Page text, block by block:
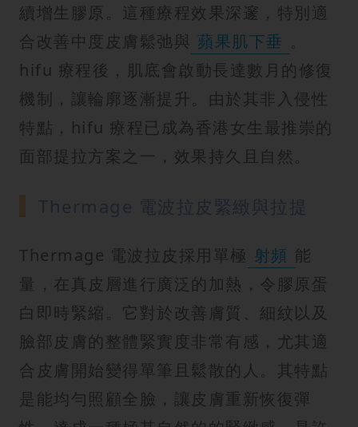
續增生膠原。這種療程效果深邃，特別適
合改善中度皮膚鬆弛與 蘋果肌下垂
hifu 療程後，肌底會啟動長達數月的修復
機制，讓輪廓逐漸提升。由於其非入侵性
特點，hifu 療程已成為香港女生最推崇的
面部提拉方案之一，效果持久且自然。
Thermage 電波拉皮採用單極 射頻 能
量，在真皮層進行廣泛的加熱，令膠原蛋
白即時緊縮。它對於改善膚質、細紋以及
臉部皮膚的整體緊實度非常有感，尤其適
合皮膚開始變得單筆且鬆散的人。其特點
是能均勻照顧全臉，讓皮膚重新恢復彈